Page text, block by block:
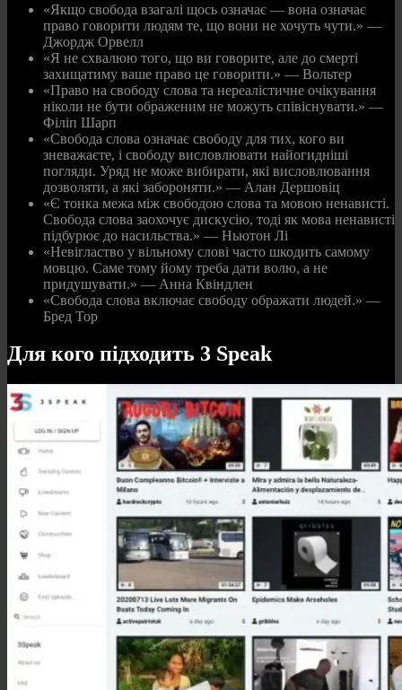
«Якщо свобода взагалі щось означає — вона означає
право говорити людям те, що вони не хочуть чути.» —
Джордж Орвелл
«Я не схвалюю того, що ви говорите, але до смерті
захищатиму ваше право це говорити.» — Вольтер
«Право на свободу слова та нереалістичне очікування
ніколи не бути ображеним не можуть співіснувати.» —
Філіп Шарп
«Свобода слова означає свободу для тих, кого ви
зневажаєте, і свободу висловлювати найогидніші
погляди. Уряд не може вибирати, які висловлювання
дозволяти, а які забороняти.» — Алан Дершовіц
«Є тонка межа між свободою слова та мовою ненависті.
Свобода слова заохочує дискусію, тоді як мова ненависті
підбурює до насильства.» — Ньютон Лі
«Невігластво у вільному слові часто шкодить самому
мовцю. Саме тому йому треба дати волю, а не
придушувати.» — Анна Квіндлен
«Свобода слова включає свободу ображати людей.» —
Бред Тор
Для кого підходить 3 Speak